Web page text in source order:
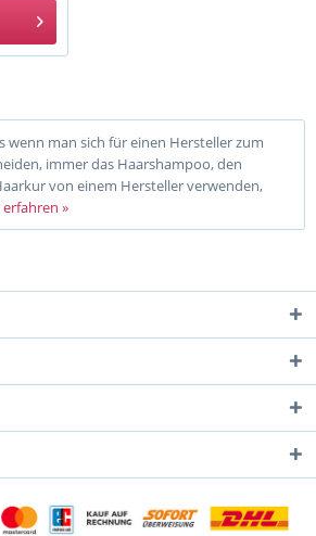
wenn man sich für einen Hersteller zum
immer das Haarshampoo, den
von einem Hersteller verwenden,
»